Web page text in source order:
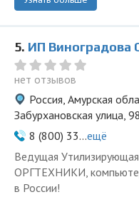
5. ИП Виноградова О Г -
нет отзывов
Россия, Амурская
Забурхановская улица, 98
8 (800) 33...ещё
Ведущая
ОРГТЕХНИКИ,
в России!